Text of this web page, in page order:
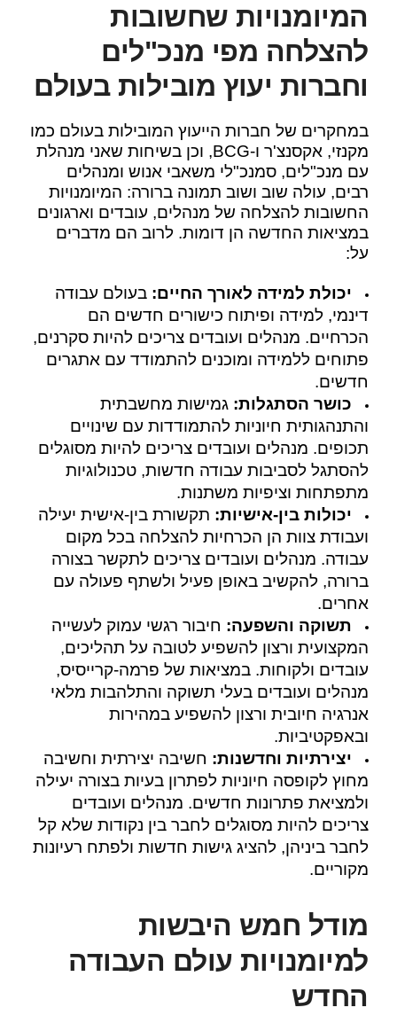
המיומנויות שחשובות
להצלחה מפי מנכ"לים
וחברות יעוץ מובילות בעולם
במחקרים של חברות הייעוץ המובילות בעולם כמו
מקנזי, אקסנצ'ר ו-BCG, וכן בשיחות שאני מנהלת
עם מנכ"לים, סמנכ"לי משאבי אנוש ומנהלים
רבים, עולה שוב ושוב תמונה ברורה: המיומנויות
החשובות להצלחה של מנהלים, עובדים וארגונים
במציאות החדשה הן דומות. לרוב הם מדברים
על:
יכולת למידה לאורך החיים: בעולם עבודה
דינמי, למידה ופיתוח כישורים חדשים הם
הכרחיים. מנהלים ועובדים צריכים להיות סקרנים,
פתוחים ללמידה ומוכנים להתמודד עם אתגרים
חדשים.
כושר הסתגלות: גמישות מחשבתית
והתנהגותית חיוניות להתמודדות עם שינויים
תכופים. מנהלים ועובדים צריכים להיות מסוגלים
להסתגל לסביבות עבודה חדשות, טכנולוגיות
מתפתחות וציפיות משתנות.
יכולות בין-אישיות: תקשורת בין-אישית יעילה
ועבודת צוות הן הכרחיות להצלחה בכל מקום
עבודה. מנהלים ועובדים צריכים לתקשר בצורה
ברורה, להקשיב באופן פעיל ולשתף פעולה עם
אחרים.
תשוקה והשפעה: חיבור רגשי עמוק לעשייה
המקצועית ורצון להשפיע לטובה על תהליכים,
עובדים ולקוחות. במציאות של פרמה-קרייסיס,
מנהלים ועובדים בעלי תשוקה והתלהבות מלאי
אנרגיה חיובית ורצון להשפיע במהירות
ובאפקטיביות.
יצירתיות וחדשנות: חשיבה יצירתית וחשיבה
מחוץ לקופסה חיוניות לפתרון בעיות בצורה יעילה
ולמציאת פתרונות חדשים. מנהלים ועובדים
צריכים להיות מסוגלים לחבר בין נקודות שלא קל
לחבר ביניהן, להציג גישות חדשות ולפתח רעיונות
מקוריים.
מודל חמש היבשות
למיומנויות עולם העבודה
החדש